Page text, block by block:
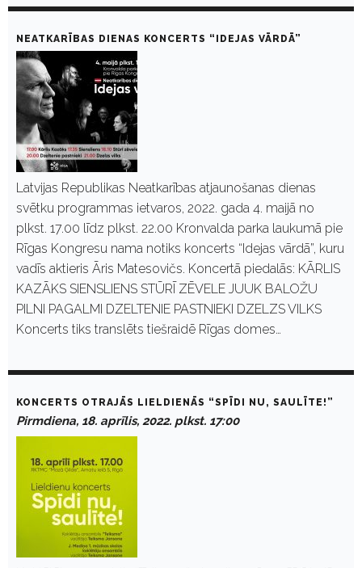
NEATKARĪBAS DIENAS KONCERTS “IDEJAS VĀRDĀ”
Latvijas Republikas Neatkarības atjaunošanas dienas
svētku programmas ietvaros, 2022. gada 4. maijā no
plkst. 17.00 līdz plkst. 22.00 Kronvalda parka laukumā pie
Rīgas Kongresu nama notiks koncerts “Idejas vārdā”, kuru
vadīs aktieris Āris Matesovičs. Koncertā piedalās: KĀRLIS
KAZĀKS SIENSLIENS STŪRĪ ZĒVELE JUUK BALOŽU
PILNI PAGALMI DZELTENIE PASTNIEKI DZELZS VILKS
Koncerts tiks translēts tiešraidē Rīgas domes…
KONCERTS OTRAJĀS LIELDIENĀS “SPĪDI NU, SAULĪTE!”
Pirmdiena, 18. aprīlis, 2022. plkst. 17:00